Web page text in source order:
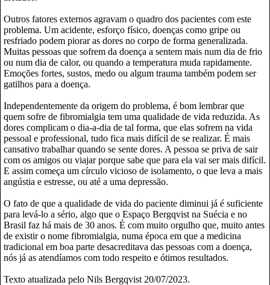
Outros fatores externos agravam o quadro dos pacientes com este
problema. Um acidente, esforço físico, doenças como gripe ou
resfriado podem piorar as dores no corpo de forma generalizada.
Muitas pessoas que sofrem da doença a sentem mais num dia de frio
ou num dia de calor, ou quando a temperatura muda rapidamente.
Emoções fortes, sustos, medo ou algum trauma também podem ser
gatilhos para a doença.
Independentemente da origem do problema, é bom lembrar que
quem sofre de fibromialgia tem uma qualidade de vida reduzida. As
dores complicam o dia-a-dia de tal forma, que elas sofrem na vida
pessoal e professional, tudo fica mais difícil de se realizar. É mais
cansativo trabalhar quando se sente dores. A pessoa se priva de sair
com os amigos ou viajar porque sabe que para ela vai ser mais difícil.
E assim começa um círculo vicioso de isolamento, o que leva a mais
angústia e estresse, ou até a uma depressão.
O fato de que a qualidade de vida do paciente diminui já é suficiente
para levá-lo a sério, algo que o Espaço Bergqvist na Suécia e no
Brasil faz há mais de 30 anos. É com muito orgulho que, muito antes
de existir o nome fibromialgia, numa época em que a medicina
tradicional em boa parte desacreditava das pessoas com a doença,
nós já as atendíamos com todo respeito e ótimos resultados.
Texto atualizada pelo Nils Bergqvist 20/07/2023.